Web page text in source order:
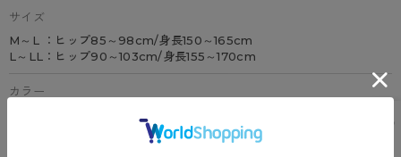
サイズ
M～L ：ヒップ85～98cm/身長150～165cm
L～LL：ヒップ90～103cm/身長155～170cm
カラー
ベージュ、ヌーディベージュ、ブラック）